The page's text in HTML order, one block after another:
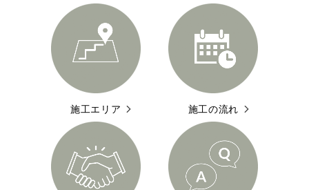
施工エリア 施工の流れ